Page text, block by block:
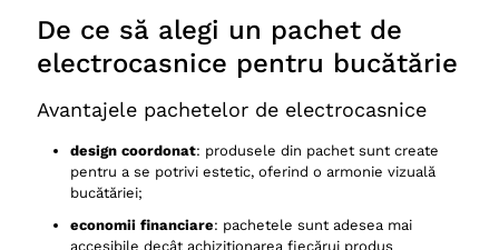
De ce să alegi un pachet de
electrocasnice pentru bucătărie
Avantajele pachetelor de electrocasnice
design coordonat: produsele din pachet sunt create
pentru a se potrivi estetic, oferind o armonie vizuală
bucătăriei;
economii financiare: pachetele sunt adesea mai
accesibile decât achiziționarea fiecărui produs